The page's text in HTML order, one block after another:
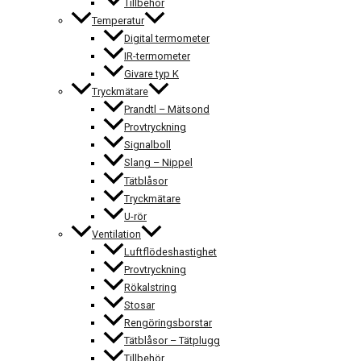
Tillbehör
Temperatur
Digital termometer
IR-termometer
Givare typ K
Tryckmätare
Prandtl – Mätsond
Provtryckning
Signalboll
Slang – Nippel
Tätblåsor
Tryckmätare
U-rör
Ventilation
Luftflödeshastighet
Provtryckning
Rökalstring
Stosar
Rengöringsborstar
Tätblåsor – Tätplugg
Tillbehör